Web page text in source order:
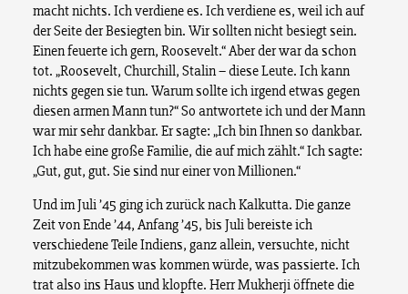
macht nichts. Ich verdiene es. Ich verdiene es, weil ich auf
der Seite der Besiegten bin. Wir sollten nicht besiegt sein.
Einen feuerte ich gern, Roosevelt.“ Aber der war da schon
tot. „Roosevelt, Churchill, Stalin – diese Leute. Ich kann
nichts gegen sie tun. Warum sollte ich irgend etwas gegen
diesen armen Mann tun?“ So antwortete ich und der Mann
war mir sehr dankbar. Er sagte: „Ich bin Ihnen so dankbar.
Ich habe eine große Familie, die auf mich zählt.“ Ich sagte:
„Gut, gut, gut. Sie sind nur einer von Millionen.“
Und im Juli ’45 ging ich zurück nach Kalkutta. Die ganze
Zeit von Ende ’44, Anfang ’45, bis Juli bereiste ich
verschiedene Teile Indiens, ganz allein, versuchte, nicht
mitzubekommen was kommen würde, was passierte. Ich
trat also ins Haus und klopfte. Herr Mukherji öffnete die